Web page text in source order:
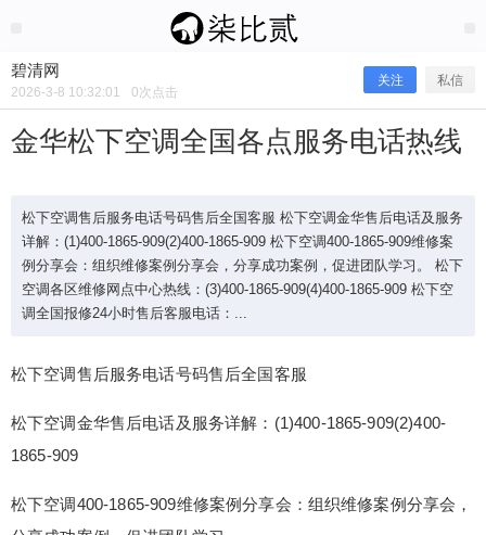
碧清网
2026-3-8 10:32:01 0次点击
关注 私信
金华松下空调全国各点服务电话热线
松下空调售后服务电话号码售后全国客服 松下空调金华售后电话及服务
详解：(1)400-1865-909(2)400-1865-909 松下空调400-1865-909维修案
例分享会：组织维修案例分享会，分享成功案例，促进团队学习。 松下
空调各区维修网点中心热线：(3)400-1865-909(4)400-1865-909 松下空
调全国报修24小时售后客服电话：...
松下空调售后服务电话号码售后全国客服
松下空调金华售后电话及服务详解：(1)400-1865-909(2)400-
1865-909
松下空调400-1865-909维修案例分享会：组织维修案例分享会，
金华售后电话及服务详解：(1)400-1865-909(2)400-